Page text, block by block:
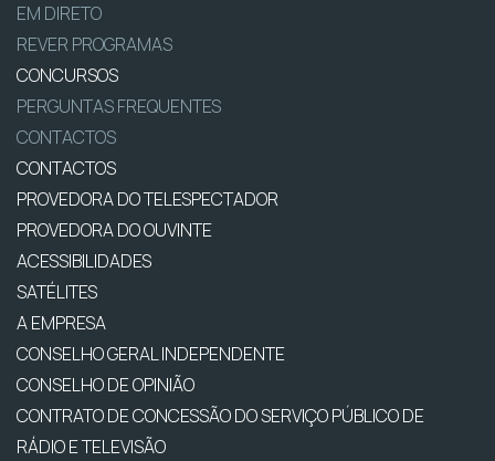
EM DIRETO
REVER PROGRAMAS
CONCURSOS
PERGUNTAS FREQUENTES
CONTACTOS
CONTACTOS
PROVEDORA DO TELESPECTADOR
PROVEDORA DO OUVINTE
ACESSIBILIDADES
SATÉLITES
A EMPRESA
CONSELHO GERAL INDEPENDENTE
CONSELHO DE OPINIÃO
CONTRATO DE CONCESSÃO DO SERVIÇO PÚBLICO DE
RÁDIO E TELEVISÃO